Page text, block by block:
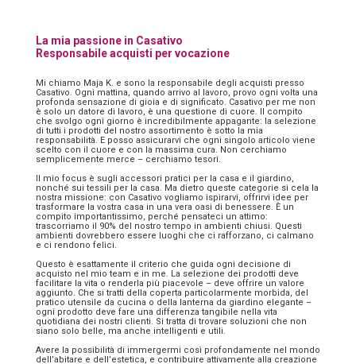
La mia passione in Casativo
Responsabile acquisti per vocazione
Mi chiamo Maja K. e sono la responsabile degli acquisti presso
Casativo. Ogni mattina, quando arrivo al lavoro, provo ogni volta una
profonda sensazione di gioia e di significato. Casativo per me non
è solo un datore di lavoro, è una questione di cuore. Il compito
che svolgo ogni giorno è incredibilmente appagante: la selezione
di tutti i prodotti del nostro assortimento è sotto la mia
responsabilità. E posso assicurarvi che ogni singolo articolo viene
scelto con il cuore e con la massima cura. Non cerchiamo
semplicemente merce – cerchiamo tesori.
Il mio focus è sugli accessori pratici per la casa e il giardino,
nonché sui tessili per la casa. Ma dietro queste categorie si cela la
nostra missione: con Casativo vogliamo ispirarvi, offrirvi idee per
trasformare la vostra casa in una vera oasi di benessere. È un
compito importantissimo, perché pensateci un attimo:
trascorriamo il 90% del nostro tempo in ambienti chiusi. Questi
ambienti dovrebbero essere luoghi che ci rafforzano, ci calmano
e ci rendono felici.
Questo è esattamente il criterio che guida ogni decisione di
acquisto nel mio team e in me. La selezione dei prodotti deve
facilitare la vita o renderla più piacevole – deve offrire un valore
aggiunto. Che si tratti della coperta particolarmente morbida, del
pratico utensile da cucina o della lanterna da giardino elegante –
ogni prodotto deve fare una differenza tangibile nella vita
quotidiana dei nostri clienti. Si tratta di trovare soluzioni che non
siano solo belle, ma anche intelligenti e utili.
Avere la possibilità di immergermi così profondamente nel mondo
dell’abitare e dell’estetica, e contribuire attivamente alla creazione